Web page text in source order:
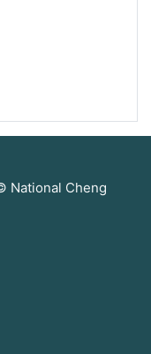
National Cheng